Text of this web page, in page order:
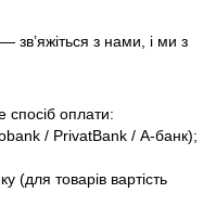
з нами, і ми з
спосіб оплати:
/ PrivatBank / А-банк);
(для товарів вартість